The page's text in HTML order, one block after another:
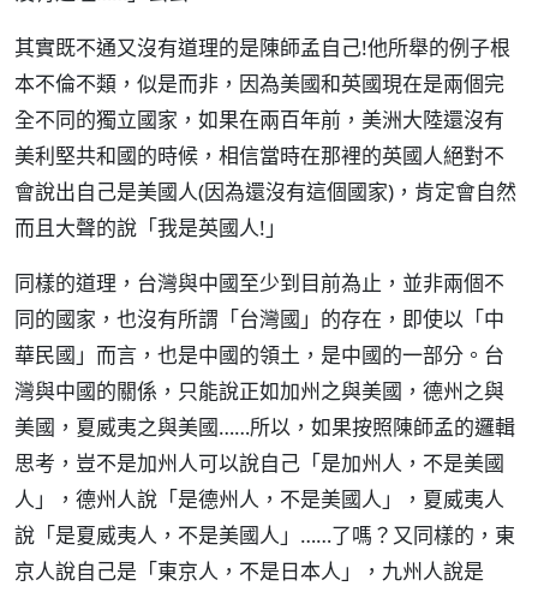
其實既不通又沒有道理的是陳師孟自己!他所舉的例子根
本不倫不類，似是而非，因為美國和英國現在是兩個完
全不同的獨立國家，如果在兩百年前，美洲大陸還沒有
美利堅共和國的時候，相信當時在那裡的英國人絕對不
會說出自己是美國人(因為還沒有這個國家)，肯定會自然
而且大聲的說「我是英國人!」
同樣的道理，台灣與中國至少到目前為止，並非兩個不
同的國家，也沒有所謂「台灣國」的存在，即使以「中
華民國」而言，也是中國的領土，是中國的一部分。台
灣與中國的關係，只能說正如加州之與美國，德州之與
美國，夏威夷之與美國……所以，如果按照陳師孟的邏輯
思考，豈不是加州人可以說自己「是加州人，不是美國
人」，德州人說「是德州人，不是美國人」，夏威夷人
說「是夏威夷人，不是美國人」……了嗎？又同樣的，東
京人說自己是「東京人，不是日本人」，九州人說是